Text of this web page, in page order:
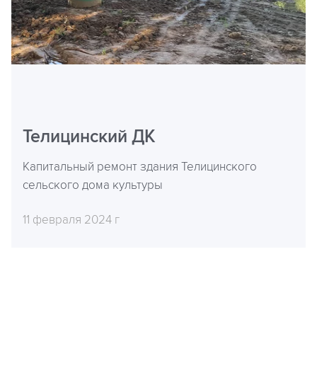
Телицинский ДК
Капитальный ремонт здания Телицинского
сельского дома культуры
11 февраля 2024 г